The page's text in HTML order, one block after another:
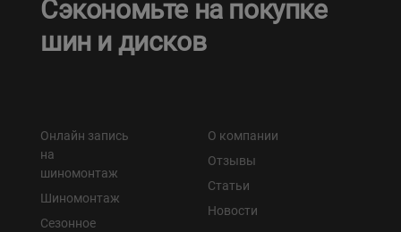
Сэкономьте на покупке
шин и дисков
Онлайн запись
на
шиномонтаж
Шиномонтаж
Сезонное
О компании
Отзывы
Статьи
Новости